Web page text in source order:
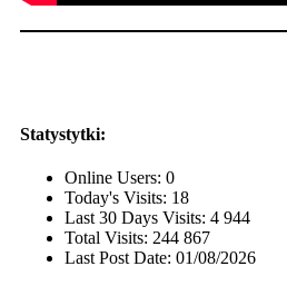
Statystytki:
Online Users: 0
Today's Visits: 18
Last 30 Days Visits: 4 944
Total Visits: 244 867
Last Post Date: 01/08/2026